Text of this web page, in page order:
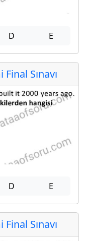
D E
Sınavı
D E
Sınavı